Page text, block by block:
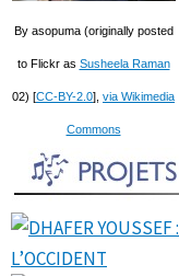
By asopuma (originally posted
to Flickr as Susheela Raman
02) [CC-BY-2.0], via Wikimedia
Commons